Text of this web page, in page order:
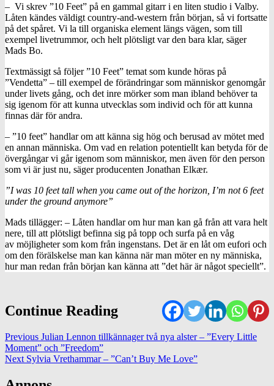
– Vi skrev ”10 Feet” på en gammal gitarr i en liten studio i Valby.
Låten kändes väldigt country-and-western från början, så vi fortsatte
på det spåret. Vi la till organiska element längs vägen, som till
exempel livetrummor, och helt plötsligt var den bara klar, säger
Mads Bo.
Textmässigt så följer ”10 Feet” temat som kunde höras på
”Vendetta” – till exempel de förändringar som människor genomgår
under livets gång, och det inre mörker som man ibland behöver ta
sig igenom för att kunna utvecklas som individ och för att kunna
finnas där för andra.
– ”10 feet” handlar om att känna sig hög och berusad av mötet med
en annan människa. Om vad en relation potentiellt kan betyda för de
övergångar vi går igenom som människor, men även för den person
som vi är just nu, säger producenten Jonathan Elkær.
”I was 10 feet tall when you came out of the horizon, I’m not 6 feet
under the ground anymore”
Mads tillägger: – Låten handlar om hur man kan gå från att vara helt
nere, till att plötsligt befinna sig på topp och surfa på en våg
av möjligheter som kom från ingenstans. Det är en låt om eufori och
om den förälskelse man kan känna när man möter en ny människa,
hur man redan från början kan känna att ”det här är något speciellt”.
Continue Reading
Previous Julian Lennon tillkännager två nya alster – ”Every Little
Moment” och ”Freedom”
Next Sylvia Vrethammar – ”Can’t Buy Me Love”